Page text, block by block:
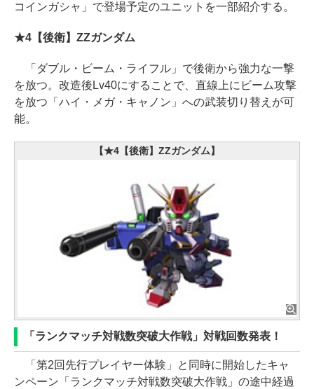
コインガシャ」で登場予定のユニットを一部紹介する。
★4【後衛】ZZガンダム
「ダブル・ビーム・ライフル」で後衛から強力な一撃
を放つ。改造後Lv40にすることで、直線上にビーム攻撃
を放つ「ハイ・メガ・キャノン」への武装切り替えが可
能。
【★4【後衛】ZZガンダム】
「ランクマッチ対戦数突破大作戦」対戦回数発表！
「第2回先行プレイヤー体験」と同時に開始したキャ
ンペーン「ランクマッチ対戦数突破大作戦」の途中経過